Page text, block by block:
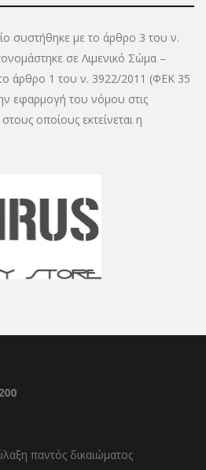
συστήθηκε με το άρθρο 3 του ν.
σε Λιμενικό Σώμα –
άρθρο 1 του ν. 3922/2011 (ΦΕΚ 35
εφαρμογή του νόμου στις
οποίους εκτείνεται η
παντός δικαιώματος